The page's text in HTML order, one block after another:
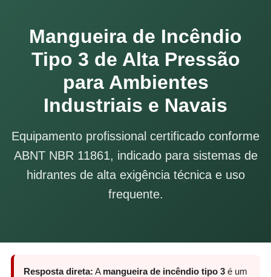
Mangueira de Incêndio
Tipo 3 de Alta Pressão
para Ambientes
Industriais e Navais
Equipamento profissional certificado conforme
ABNT NBR 11861, indicado para sistemas de
hidrantes de alta exigência técnica e uso
frequente.
Resposta direta: A mangueira de incêndio tipo 3é um